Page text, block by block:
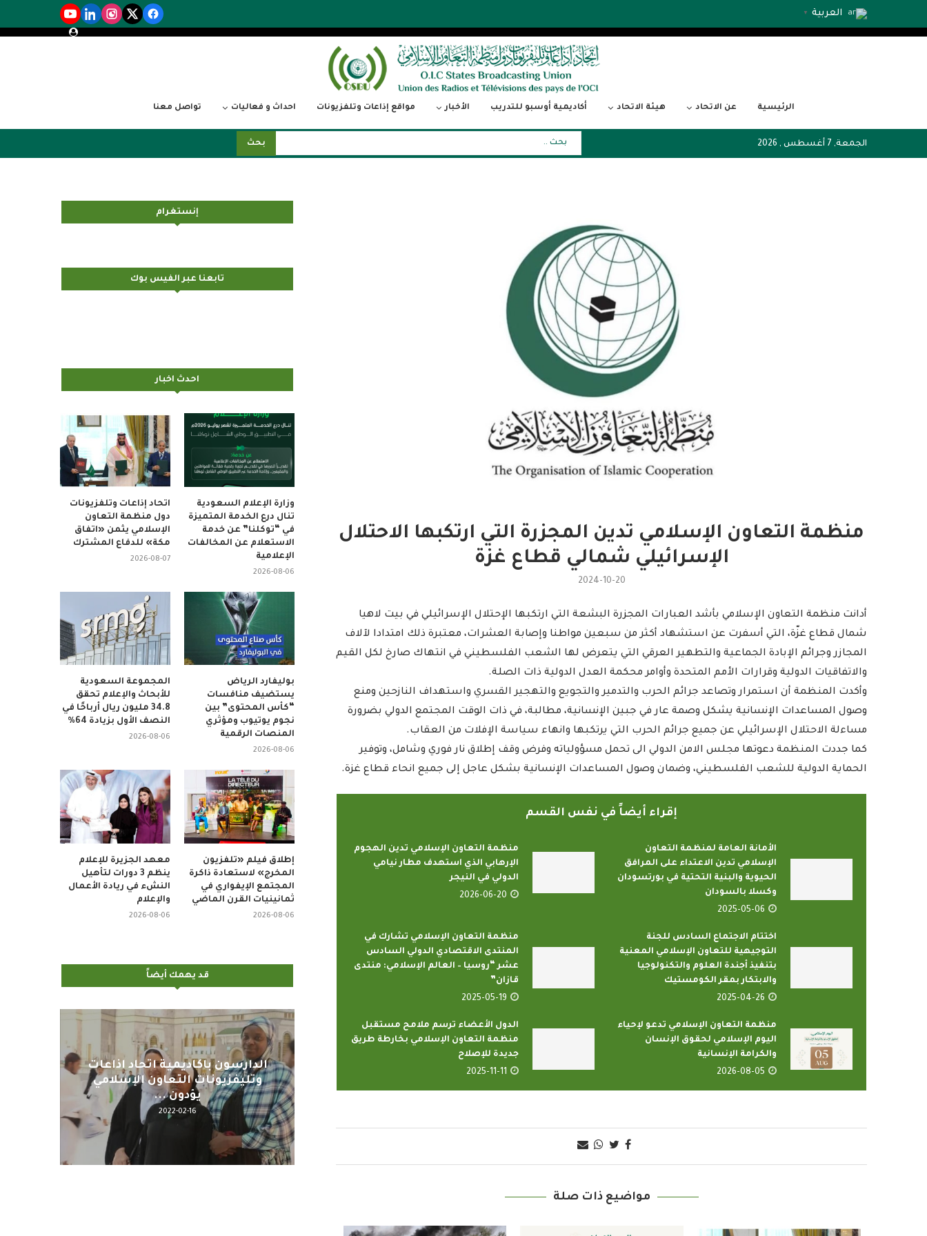
العربية ▼
الرئيسية عن الاتحاد هيئة الاتحاد أكاديمية أوسبو للتدريب الأخبار مواقع إذاعات وتلفزيونات احداث و فعاليات تواصل معنا
الجمعة, 7 أغسطس , 2026 بحث
منظمة التعاون الإسلامي تدين المجزرة التي ارتكبها الاحتلال
الإسرائيلي شمالي قطاع غزة
2024-10-20
أدانت منظمة التعاون الإسلامي بأشد العبارات المجزرة البشعة التي ارتكبها الإحتلال الإسرائيلي في بيت لاهيا
شمال قطاع غزّة، التي أسفرت عن استشهاد أكثر من سبعين مواطنا وإصابة العشرات، معتبرة ذلك امتدادا لآلاف
المجازر وجرائم الإبادة الجماعية والتطهير العرقي التي يتعرض لها الشعب الفلسطيني في انتهاك صارخ لكل القيم
والاتفاقيات الدولية وقرارات الأمم المتحدة وأوامر محكمة العدل الدولية ذات الصلة.
وأكدت المنظمة أن استمرار وتصاعد جرائم الحرب والتدمير والتجويع والتهجير القسري واستهداف النازحين ومنع
وصول المساعدات الإنسانية يشكل وصمة عار في جبين الإنسانية، مطالبة، في ذات الوقت المجتمع الدولي بضرورة
مساءلة الاحتلال الإسرائيلي عن جميع جرائم الحرب التي يرتكبها وانهاء سياسة الإفلات من العقاب.
كما جددت المنظمة دعوتها مجلس الامن الدولي الى تحمل مسؤولياته وفرض وقف إطلاق نار فوري وشامل، وتوفير
الحماية الدولية للشعب الفلسطيني، وضمان وصول المساعدات الإنسانية بشكل عاجل إلى جميع انحاء قطاع غزة.
إقراء أيضاً في نفس القسم
الأمانة العامة لمنظمة التعاون
الإسلامي تدين الاعتداء على المرافق
الحيوية والبنية التحتية في بورتسودان
وكسلا بالسودان
2025-05-06
منظمة التعاون الإسلامي تدين الهجوم
الإرهابي الذي استهدف مطار نيامي
الدولي في النيجر
2026-06-20
اختتام الاجتماع السادس للجنة
التوجيهية للتعاون الإسلامي المعنية
بتنفيذ أجندة العلوم والتكنولوجيا
والابتكار بمقر الكومستيك
2025-04-26
منظمة التعاون الإسلامي تشارك في
المنتدى الاقتصادي الدولي السادس
عشر “روسيا – العالم الإسلامي: منتدى
قازان”
2025-05-19
منظمة التعاون الإسلامي تدعو لإحياء
اليوم الإسلامي لحقوق الإنسان
والكرامة الإنسانية
2026-08-05
الدول الأعضاء ترسم ملامح مستقبل
منظمة التعاون الإسلامي بخارطة طريق
جديدة للإصلاح
2025-11-11
مواضيع ذات صلة
إنستغرام
تابعنا عبر الفيس بوك
احدث اخبار
اتحاد إذاعات وتلفزيونات
دول منظمة التعاون
الإسلامي يثمن «اتفاق
مكة» للدفاع المشترك
2026-08-07
وزارة الإعلام السعودية
تنال درع الخدمة المتميزة
في “توكلنا” عن خدمة
الاستعلام عن المخالفات
الإعلامية
2026-08-06
المجموعة السعودية
للأبحاث والإعلام تحقق
34.8 مليون ريال أرباحًا في
النصف الأول بزيادة 64%
2026-08-06
بوليفارد الرياض
يستضيف منافسات
“كأس المحتوى” بين
نجوم يوتيوب ومؤثري
المنصات الرقمية
2026-08-06
معهد الجزيرة للإعلام
ينظم 3 دورات لتأهيل
النشء في ريادة الأعمال
والإعلام
2026-08-06
إطلاق فيلم «تلفزيون
المخرج» لاستعادة ذاكرة
المجتمع الإيفواري في
ثمانينيات القرن الماضي
2026-08-06
قد يهمك أيضاً
البرامج بإذاعات وتليفزيونات
الإسلامي بمدينة الإنتاج...
أمين عام منظمة التعاون الإسلامي
يدعو الدول الأعضاء...
الدارسون باكاديمية اتحاد اذاعات
اليوم : المشاركة بالاجتماع
التحضيري لمنظمي قمة اسيا...
2022-04-12